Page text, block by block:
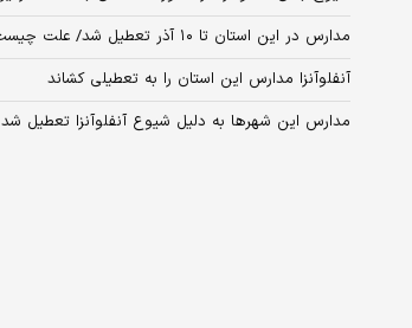
مدارس در این استان تا ۱۰ آذر تعطیل شد/ علت چیست؟
آنفلوآنزا مدارس این استان را به تعطیلی کشاند
مدارس این شهرها به دلیل شیوع آنفلوآنزا تعطیل شد